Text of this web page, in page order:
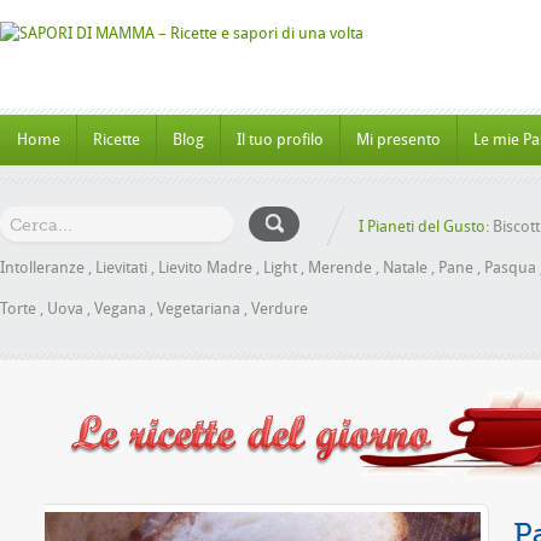
Home Ricette Blog Il tuo profilo Mi presento Le mie
I Pianeti del Gusto:
Intolleranze , Lievitati , Lievito Madre , Light , Merende , Natale , Pane , Pasqua
Torte , Uova , Vegana , Vegetariana , Verdure
senza